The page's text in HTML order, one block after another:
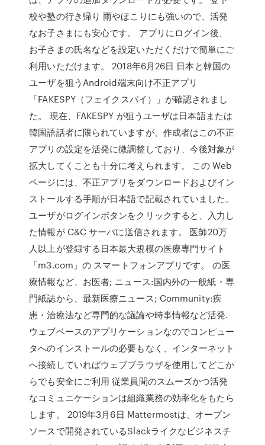
校や塾の行き帰り 雨やほこりにも強いので、活発
なお子さまにも安心です。 アプリにログイン後、
お子さまの氏名などを設定いただくだけで簡単にご
利用いただけます。 2018年6月26日 日本と韓国の
ユーザを狙うAndroid端末向け不正アプリ
「FAKESPY（フェイクスパイ）」が確認されまし
た。 現在、FAKESPY が狙うユーザは日本語または
韓国語話者に限られていますが、作成者はこの不正
アプリの設定を活発に微調整しており、今後対象が
拡大してくことも十分に考えられます。 この Web
ページには、不正アプリをダウンロードおよびイン
ストールする手順が日本語で記載されていました。
ユーザがログインボタンをクリックすると、入力し
た情報が C&C サーバに送信されます。 医師20万
人以上が登録する日本最大規模の医療専門サイト
「m3.com」の スマートフォンアプリです。 の医
療情報など、お医者; ニュース:国内外の一般紙・専
門紙誌から、最新医療ニュース; Community:疾
患・治療法など専門的な議論や時事情報など活発.
ウェブベースのアプリケーションなのでコンピュー
タへのインストールの必要もなく、インターネット
へ接続していればウェブブラウザを使用してどこか
らでも安全にご利用 従業員間のスムーズかつ活発
なコミュニケーションは組織業務の効率化をもたら
します。 2019年3月6日 Mattermostは、オープン
ソースで開発されているSlackライクなビジネスチ